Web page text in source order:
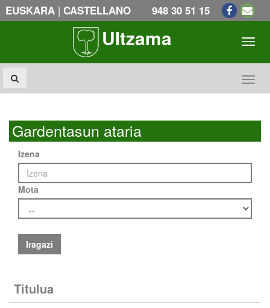
EUSKARA | CASTELLANO 948 30 51 15
Ultzama
Gardentasun ataria
Izena
Mota
Iragazi
Titulua